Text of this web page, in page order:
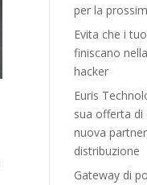
per la
Evita che i
finiscano
hacker
Euris
sua offerta di
nuova
distribuzione
Gateway di